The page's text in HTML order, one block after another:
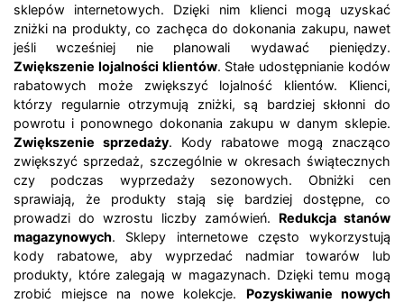
sklepów internetowych. Dzięki nim klienci mogą uzyskać
zniżki na produkty, co zachęca do dokonania zakupu, nawet
jeśli wcześniej nie planowali wydawać pieniędzy.
Zwiększenie lojalności klientów. Stałe udostępnianie kodów
rabatowych może zwiększyć lojalność klientów. Klienci,
którzy regularnie otrzymują zniżki, są bardziej skłonni do
powrotu i ponownego dokonania zakupu w danym sklepie.
Zwiększenie sprzedaży. Kody rabatowe mogą znacząco
zwiększyć sprzedaż, szczególnie w okresach świątecznych
czy podczas wyprzedaży sezonowych. Obniżki cen
sprawiają, że produkty stają się bardziej dostępne, co
prowadzi do wzrostu liczby zamówień. Redukcja stanów
magazynowych. Sklepy internetowe często wykorzystują
kody rabatowe, aby wyprzedać nadmiar towarów lub
produkty, które zalegają w magazynach. Dzięki temu mogą
zrobić miejsce na nowe kolekcje. Pozyskiwanie nowych